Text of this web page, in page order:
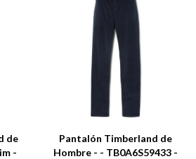
de
-
Pantalón Timberland de
Hombre - - TB0A6S59433 -